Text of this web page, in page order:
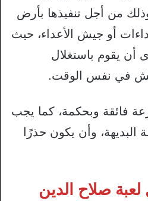
من أجل تنفيذها بأرض
أو جيش الأعداء، حيث
أن يقوم باستغلال
في نفس الوقت.
فائقة وبحكمة، كما يجب
وأن يكون حذرًا
صلاح الدين